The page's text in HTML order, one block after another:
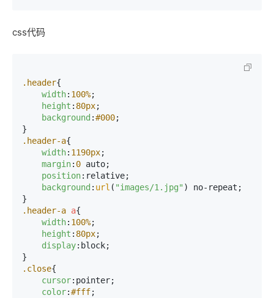
css代码
.header{
width: 100%;
height : 80px;
background :#000;
.header-a{
width: 1190px;
margin: 0 auto;
position:relative;
background : url ( "images/1.jpg" ) no-repeat;
.header-a a{
width: 100%;
height : 80px;
display:block;
.close{
cursor:pointer;
color:#fff;